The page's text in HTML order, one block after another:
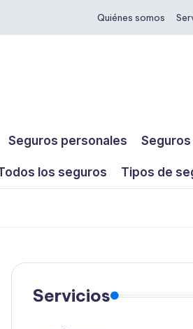
Quiénes somos
Seguros personales
los seguros Tipos de
Servicios